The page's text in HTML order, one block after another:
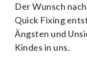
Der Wunsch
Quick Fixing
Ängsten und
Kindes in uns.